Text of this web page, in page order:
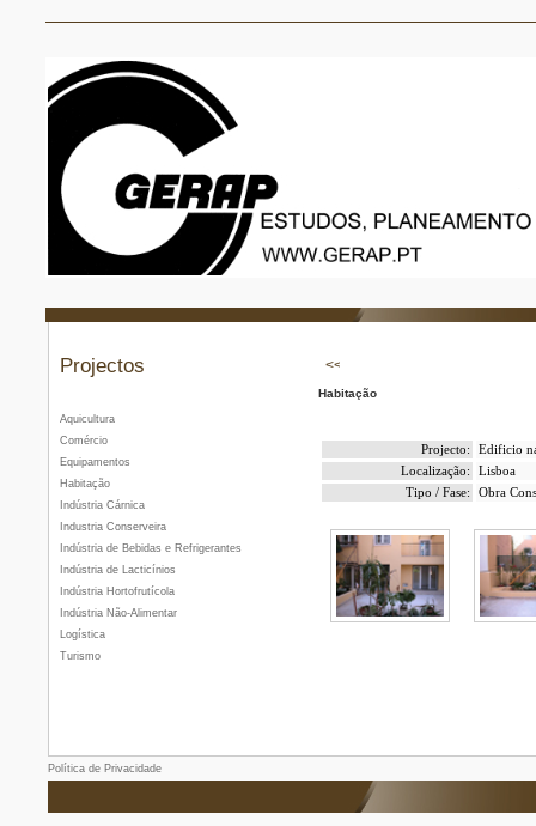
Projectos
Aquicultura
Comércio
Equipamentos
Habitação
Indústria Cárnica
Industria Conserveira
Indústria de Bebidas e Refrigerantes
Indústria de Lacticínios
Indústria Hortofrutícola
Indústria Não-Alimentar
Logística
Turismo
Habitação
Projecto:
Edificio
Localização:
Lisboa
Tipo / Fase:
Obra
Política de Privacidade